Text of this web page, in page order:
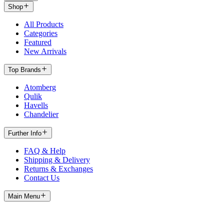
Shop
All Products
Categories
Featured
New Arrivals
Top Brands
Atomberg
Qulik
Havells
Chandelier
Further Info
FAQ & Help
Shipping & Delivery
Returns & Exchanges
Contact Us
Main Menu